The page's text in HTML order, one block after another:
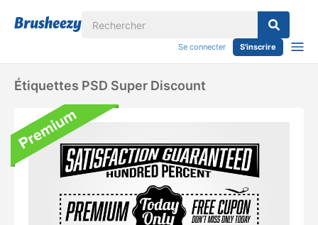
Se connecter S'inscrire
Étiquettes PSD Super Discount